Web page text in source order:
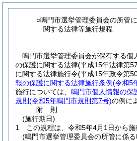
○鳴門市選挙管理委員会の所管
関する法律等施行規程
鳴門市選挙管理委員会が保有する個
の保護に関する法律(平成15年法律第
に関する法律施行令(平成15年政令第
報の保護に関する法律施行条例(令和5
施行については、 鳴門市個人情報の保
規則 (令和5年鳴門市規則第7号)の例に
附 則
(施行期日)
1
この規程は、令和5年4月1日から施
(鳴門市選挙管理委員会の所管に係